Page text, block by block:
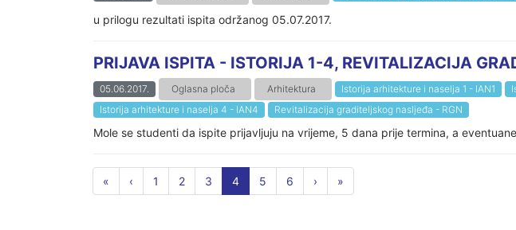
u prilogu rezultati ispita održanog 05.07.2017.
PRIJAVA ISPITA - ISTORIJA 1-4, REVITALIZACIJA
05.06.2017. Oglasna ploča Arhitektura Istorija arhitekture i naselja 1 - IAN1
Istorija arhitekture i naselja 4 - IAN4
Revitalizacija graditeljskog nasljeđa - RGN
Mole se studenti da ispite prijavljuju na vrijeme, 5 dana prije termina, a
« ‹ 1 2 3 4 5 6 › »